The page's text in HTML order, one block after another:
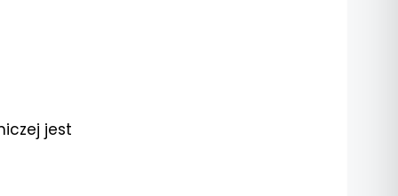
jest